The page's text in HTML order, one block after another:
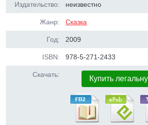
Издательство: неизвестно
Жанр: Сказка
Год: 2009
ISBN: 978-5-271-2433
Скачать: Купить